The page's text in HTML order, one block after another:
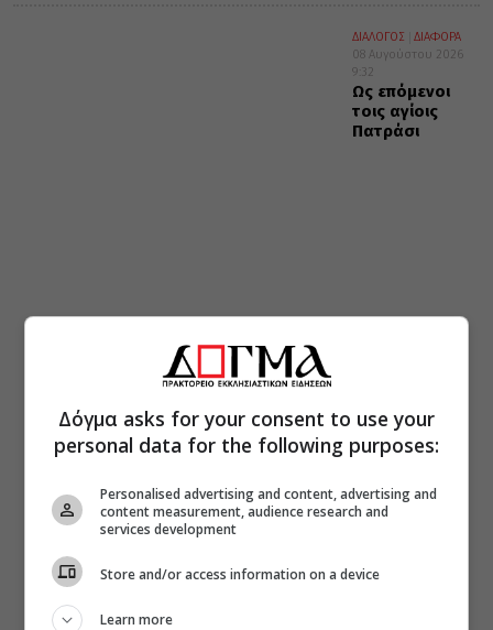
ΔΙΑΛΟΓΟΣ
ΔΙΑΦΟΡΑ
08 Αυγούστου 2026
9:32
Ως επόμενοι
τοις αγίοις
Πατράσι
Δόγμα asks for your consent to use your
personal data for the following purposes:
Personalised advertising and content, advertising and
content measurement, audience research and
services development
Store and/or access information on a device
Learn more